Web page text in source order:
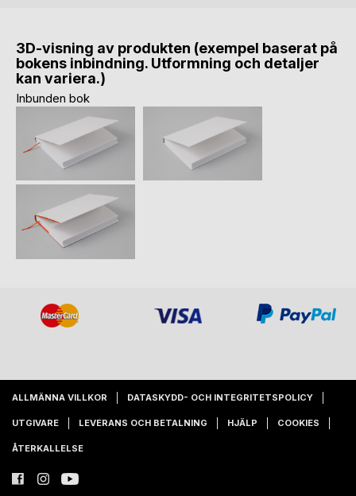
3D-visning av produkten (exempel baserat på
bokens inbindning. Utformning och detaljer
kan variera.)
Inbunden bok
ALLMÄNNA VILLKOR DATASKYDD- OCH INTEGRITETSPOLICY
UTGIVARE LEVERANS OCH BETALNING HJÄLP COOKIES
ÅTERKALLELSE